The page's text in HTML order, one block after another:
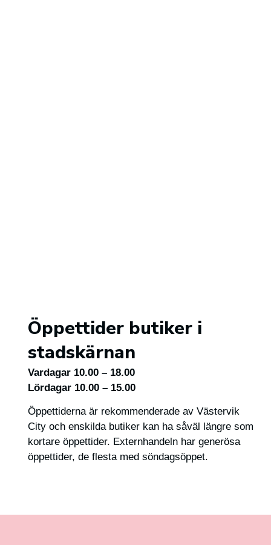
Öppettider butiker i
stadskärnan
Vardagar 10.00 – 18.00
Lördagar 10.00 – 15.00
Öppettiderna är rekommenderade av Västervik
City och enskilda butiker kan ha såväl längre som
kortare öppettider. Externhandeln har generösa
öppettider, de flesta med söndagsöppet.